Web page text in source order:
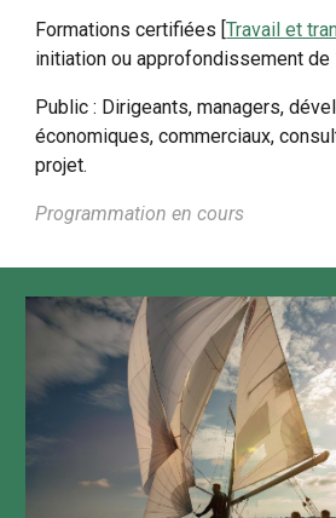
Formations certifiées [Travail et
initiation ou approfondissement de
Public : Dirigeants, managers,
économiques, commerciaux,
projet.
Programmation en cours